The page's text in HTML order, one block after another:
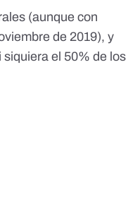
(aunque con
de 2019), y
siquiera el 50% de los